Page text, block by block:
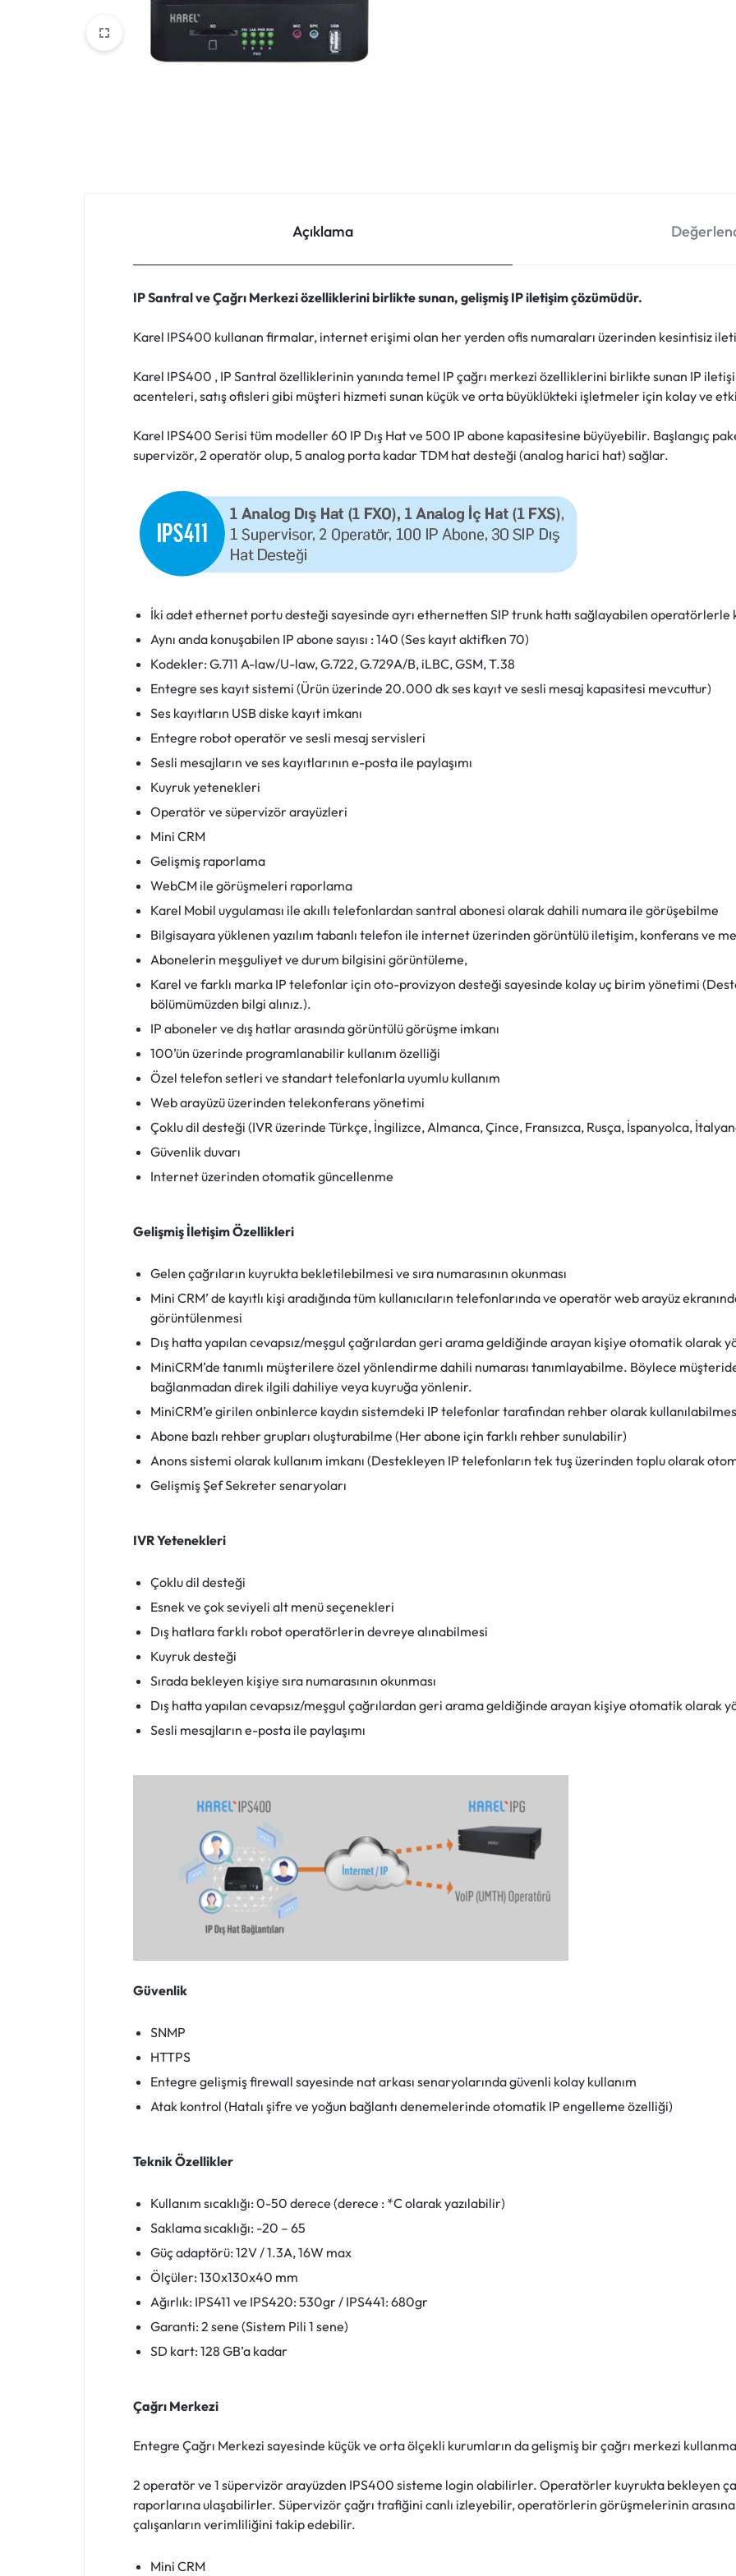
KAMERA
VE
Açıklama
IP Santral ve Çağrı Merkezi özelliklerini birlikte sunan, gelişmiş IP iletişim çözümüdür.
Karel IPS400 kullanan firmalar, internet erişimi olan her yerden ofis numaraları üzerinden kesintisiz
Karel IPS400 , IP Santral özelliklerinin yanında temel IP çağrı merkezi özelliklerini birlikte sunan IP
acenteleri, satış ofisleri gibi müşteri hizmeti sunan küçük ve orta büyüklükteki işletmeler için kolay ve
Karel IPS400 Serisi tüm modeller 60 IP Dış Hat ve 500 IP abone kapasitesine büyüyebilir. Başlangıç
supervizör, 2 operatör olup, 5 analog porta kadar TDM hat desteği (analog harici hat) sağlar.
İki adet ethernet portu desteği sayesinde ayrı ethernetten SIP trunk hattı sağlayabilen operatörlerle
Aynı anda konuşabilen IP abone sayısı : 140 (Ses kayıt aktifken 70)
Kodekler: G.711 A-law/U-law, G.722, G.729A/B, iLBC, GSM, T.38
Entegre ses kayıt sistemi (Ürün üzerinde 20.000 dk ses kayıt ve sesli mesaj kapasitesi mevcuttur)
Ses kayıtların USB diske kayıt imkanı
Entegre robot operatör ve sesli mesaj servisleri
Sesli mesajların ve ses kayıtlarının e-posta ile paylaşımı
Kuyruk yetenekleri
Operatör ve süpervizör arayüzleri
Mini CRM
Gelişmiş raporlama
WebCM ile görüşmeleri raporlama
Karel Mobil uygulaması ile akıllı telefonlardan santral abonesi olarak dahili numara ile görüşebilme
Bilgisayara yüklenen yazılım tabanlı telefon ile internet üzerinden görüntülü iletişim, konferans ve
Abonelerin meşguliyet ve durum bilgisini görüntüleme,
Karel ve farklı marka IP telefonlar için oto-provizyon desteği sayesinde kolay uç birim yönetimi
bölümümüzden bilgi alınız.).
IP aboneler ve dış hatlar arasında görüntülü görüşme imkanı
100’ün üzerinde programlanabilir kullanım özelliği
Özel telefon setleri ve standart telefonlarla uyumlu kullanım
Web arayüzü üzerinden telekonferans yönetimi
Çoklu dil desteği (IVR üzerinde Türkçe, İngilizce, Almanca, Çince, Fransızca, Rusça, İspanyolca,
Güvenlik duvarı
Internet üzerinden otomatik güncellenme
Gelişmiş İletişim Özellikleri
Gelen çağrıların kuyrukta bekletilebilmesi ve sıra numarasının okunması
Mini CRM’ de kayıtlı kişi aradığında tüm kullanıcıların telefonlarında ve operatör web arayüz
görüntülenmesi
Dış hatta yapılan cevapsız/meşgul çağrılardan geri arama geldiğinde arayan kişiye otomatik olarak
MiniCRM’de tanımlı müşterilere özel yönlendirme dahili numarası tanımlayabilme. Böylece
bağlanmadan direk ilgili dahiliye veya kuyruğa yönlenir.
MiniCRM’e girilen onbinlerce kaydın sistemdeki IP telefonlar tarafından rehber olarak
Abone bazlı rehber grupları oluşturabilme (Her abone için farklı rehber sunulabilir)
Anons sistemi olarak kullanım imkanı (Destekleyen IP telefonların tek tuş üzerinden toplu olarak
Gelişmiş Şef Sekreter senaryoları
IVR Yetenekleri
Çoklu dil desteği
Esnek ve çok seviyeli alt menü seçenekleri
Dış hatlara farklı robot operatörlerin devreye alınabilmesi
Kuyruk desteği
Sırada bekleyen kişiye sıra numarasının okunması
Dış hatta yapılan cevapsız/meşgul çağrılardan geri arama geldiğinde arayan kişiye otomatik olarak
Sesli mesajların e-posta ile paylaşımı
Güvenlik
SNMP
HTTPS
Entegre gelişmiş firewall sayesinde nat arkası senaryolarında güvenli kolay kullanım
Atak kontrol (Hatalı şifre ve yoğun bağlantı denemelerinde otomatik IP engelleme özelliği)
Teknik Özellikler
Kullanım sıcaklığı: 0-50 derece (derece : *C olarak yazılabilir)
Saklama sıcaklığı: -20 – 65
Güç adaptörü: 12V / 1.3A, 16W max
Ölçüler: 130x130x40 mm
Ağırlık: IPS411 ve IPS420: 530gr / IPS441: 680gr
Garanti: 2 sene (Sistem Pili 1 sene)
SD kart: 128 GB’a kadar
Çağrı Merkezi
Entegre Çağrı Merkezi sayesinde küçük ve orta ölçekli kurumların da gelişmiş bir çağrı merkezi
2 operatör ve 1 süpervizör arayüzden IPS400 sisteme login olabilirler. Operatörler kuyrukta bekleyen
raporlarına ulaşabilirler. Süpervizör çağrı trafiğini canlı izleyebilir, operatörlerin görüşmelerinin
çalışanların verimliliğini takip edebilir.
Mini CRM